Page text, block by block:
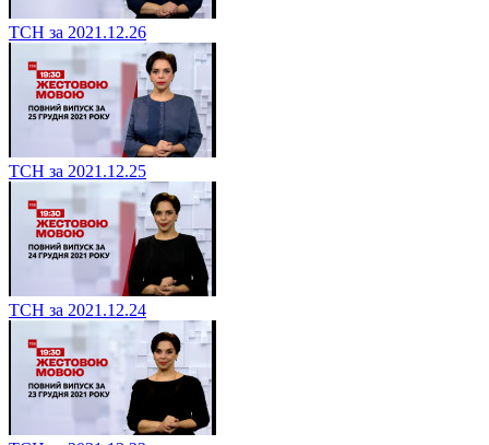
ТСН за 2021.12.26
ТСН за 2021.12.25
ТСН за 2021.12.24